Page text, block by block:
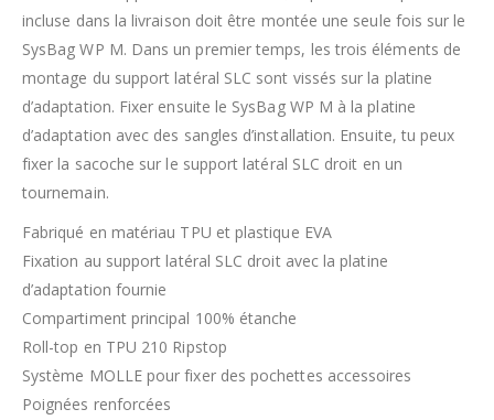
incluse dans la livraison doit être montée une seule fois sur le
SysBag WP M. Dans un premier temps, les trois éléments de
montage du support latéral SLC sont vissés sur la platine
d’adaptation. Fixer ensuite le SysBag WP M à la platine
d’adaptation avec des sangles d’installation. Ensuite, tu peux
fixer la sacoche sur le support latéral SLC droit en un
tournemain.
Fabriqué en matériau TPU et plastique EVA
Fixation au support latéral SLC droit avec la platine
d’adaptation fournie
Compartiment principal 100% étanche
Roll-top en TPU 210 Ripstop
Système MOLLE pour fixer des pochettes accessoires
Poignées renforcées